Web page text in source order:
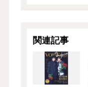
関連記事